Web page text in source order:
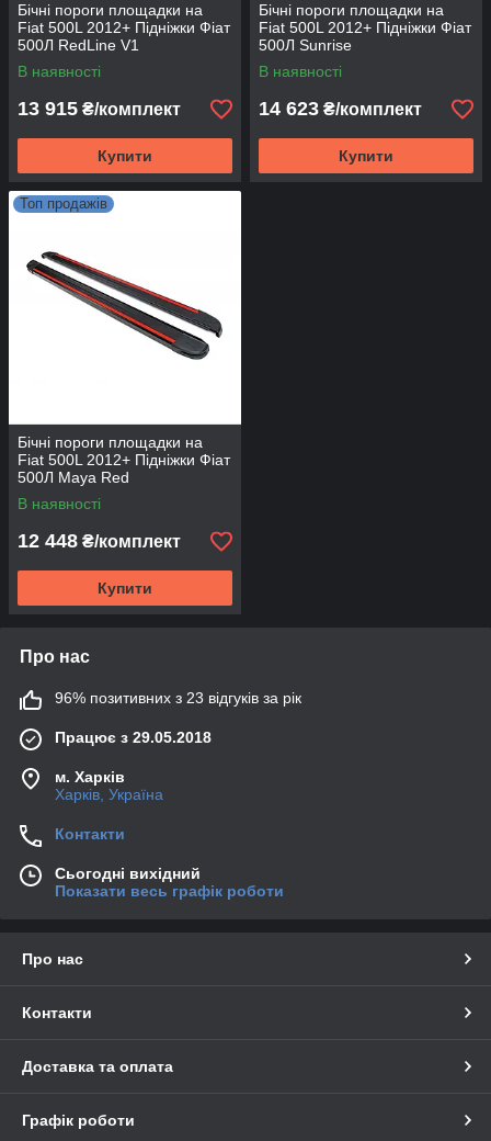
Бічні пороги площадки на
Fiat 500L 2012+ Підніжки Фіат
500Л RedLine V1
В наявності
13 915 ₴/комплект
Купити
Бічні пороги площадки на
Fiat 500L 2012+ Підніжки Фіат
500Л Sunrise
В наявності
14 623 ₴/комплект
Купити
Топ продажів
Бічні пороги площадки на
Fiat 500L 2012+ Підніжки Фіат
500Л Maya Red
В наявності
12 448 ₴/комплект
Купити
Про нас
96% позитивних з 23 відгуків за рік
Працює з 29.05.2018
м. Харків
Харків, Україна
Контакти
Сьогодні вихідний
Показати весь графік роботи
Про нас
Контакти
Доставка та оплата
Графік роботи